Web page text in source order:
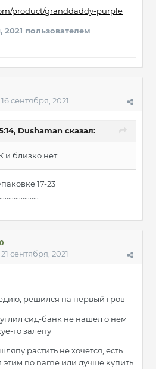
product/granddaddy-purple
2021 пользователем
16 сентября, 2021
Dushaman сказал:
и близко нет
17-23
21 сентября, 2021
решился на первый гров
сид-банк не нашел о нем
то залепу
растить не хочется, есть
этим no name или лучше купить